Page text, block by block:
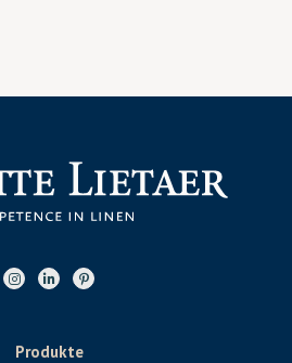
Produkte